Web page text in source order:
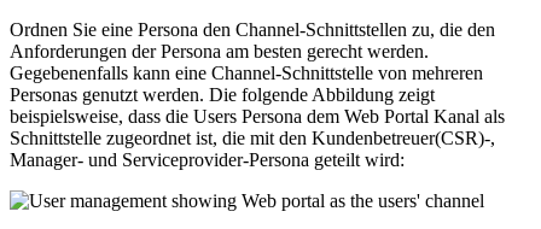
Ordnen Sie eine Persona den Channel-Schnittstellen zu, die den
Anforderungen der Persona am besten gerecht werden.
Gegebenenfalls kann eine Channel-Schnittstelle von mehreren
Personas genutzt werden. Die folgende Abbildung zeigt
beispielsweise, dass die Users Persona dem Web Portal Kanal als
Schnittstelle zugeordnet ist, die mit den Kundenbetreuer(CSR)-,
Manager- und Serviceprovider-Persona geteilt wird: